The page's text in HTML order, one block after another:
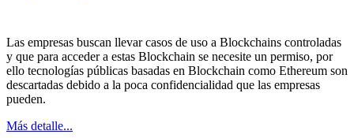
Las empresas buscan llevar casos de uso a Blockchains controladas
y que para acceder a estas Blockchain se necesite un permiso, por
ello tecnologías públicas basadas en Blockchain como Ethereum son
descartadas debido a la poca confidencialidad que las empresas
pueden.
Más detalle...